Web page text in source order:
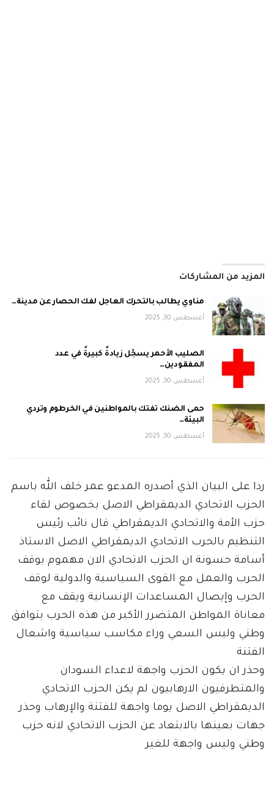
المزيد من المشاركات
مناوي يطالب بالتحرك العاجل لفك الحصار عن مدينة…
أغسطس 30, 2025
الصليب الأحمر يسجّل زيادةً كبيرةً في عدد
المفقودين…
أغسطس 30, 2025
حمى الضنك تفتك بالمواطنين في الخرطوم وتردي
البيئة…
أغسطس 30, 2025
ردا على البيان الذي أصدره المدعو عمر خلف الله باسم
الحزب الاتحادي الديمقراطي الاصل بخصوص لقاء
حزب الأمة والاتحادي الديمقراطي قال نائب رئيس
التنظيم بالحرب الاتحادي الديمقراطي الاصل الاستاذ
أسامة حسونة ان الحزب الاتحادي الان مهموم بوقف
الحرب والعمل مع القوى السياسية والدولية لوقف
الحرب وإيصال المساعدات الإنسانية ويقف مع
معاناة المواطن المتضرر الأكبر من هذه الحرب بتوافق
وطني وليس السعي وراء مكاسب سياسية واشعال
الفتنة
وحذر ان يكون الحزب واجهة لاعداء السودان
والمتطرفيون الارهابيون لم يكن الحزب الاتحادي
الديمقراطي الاصل يوما واجهة للفتنة والإرهاب وحذر
جهات بعينها بالابتعاد عن الحزب الاتحادي لانه حزب
وطني وليس واجهة للغير